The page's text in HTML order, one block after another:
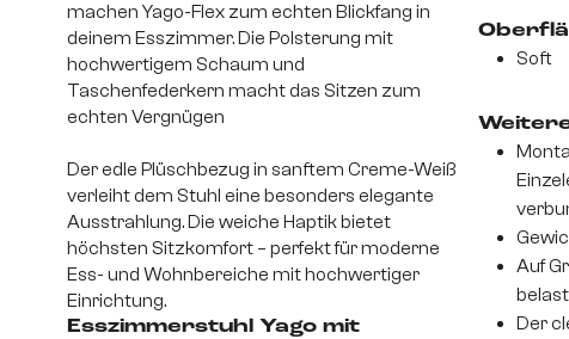
machen Yago-Flex zum echten Blickfang in
deinem Esszimmer. Die Polsterung mit
hochwertigem Schaum und
Taschenfederkern macht das Sitzen zum
echten Vergnügen
Der edle Plüschbezug in sanftem Creme-Weiß
verleiht dem Stuhl eine besonders elegante
Ausstrahlung. Die weiche Haptik bietet
höchsten Sitzkomfort – perfekt für moderne
Ess- und Wohnbereiche mit hochwertiger
Einrichtung.
Esszimmerstuhl Yago mit
Soft
Auf
Der